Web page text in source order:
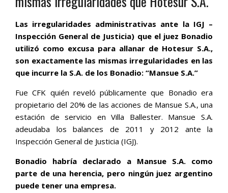
Las irregularidades administrativas ante la IGJ –
Inspección General de Justicia) que el juez Bonadio
utilizó como excusa para allanar de Hotesur S.A.,
son exactamente las mismas irregularidades en las
que incurre la S.A. de los Bonadio: “Mansue S.A.”
Fue CFK quién reveló públicamente que Bonadio era
propietario del 20% de las acciones de Mansue S.A., una
estación de servicio en Villa Ballester. Mansue S.A.
adeudaba los balances de 2011 y 2012 ante la
Inspección General de Justicia (IGJ).
Bonadio habría declarado a Mansue S.A. como
parte de una herencia, pero ningún juez argentino
puede tener una empresa.